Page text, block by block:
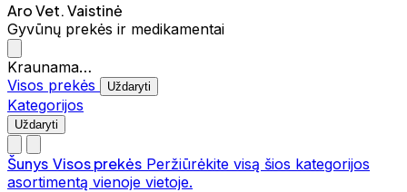
Aro Vet. Vaistinė
Gyvūnų prekės ir medikamentai
Kraunama…
Visos prekės
Uždaryti
Kategorijos
Uždaryti
Šunys Visos prekės Peržiūrėkite visą šios kategorijos
asortimentą vienoje vietoje.